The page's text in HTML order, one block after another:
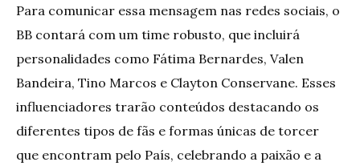
Para comunicar essa mensagem nas redes sociais, o
BB contará com um time robusto, que incluirá
personalidades como Fátima Bernardes, Valen
Bandeira, Tino Marcos e Clayton Conservane. Esses
influenciadores trarão conteúdos destacando os
diferentes tipos de fãs e formas únicas de torcer
que encontram pelo País, celebrando a paixão e a